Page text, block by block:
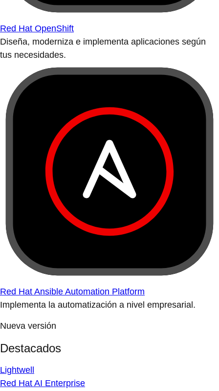
Red Hat OpenShift
Diseña, moderniza e implementa aplicaciones según
tus necesidades.
Red Hat Ansible Automation Platform
Implementa la automatización a nivel empresarial.
Nueva versión
Destacados
Lightwell
Red Hat AI Enterprise